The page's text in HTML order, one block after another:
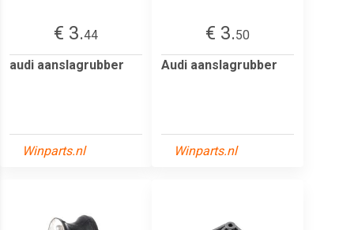
€ 3.44
audi aanslagrubber
Winparts.nl
€ 3.50
Audi aanslagrubber
Winparts.nl